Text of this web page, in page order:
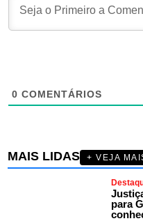
0 COMENTÁRIOS
MAIS LIDAS + VEJA
para